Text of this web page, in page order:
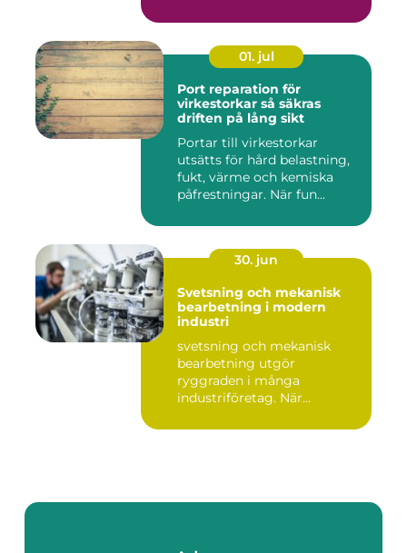
01. jul
Port reparation för
virkestorkar så säkras
driften på lång sikt
Portar till virkestorkar
utsätts för hård belastning,
fukt, värme och kemiska
påfrestningar. När fun...
30. jun
Svetsning och mekanisk
bearbetning i modern
industri
svetsning och mekanisk
bearbetning utgör
ryggraden i många
industriföretag. När